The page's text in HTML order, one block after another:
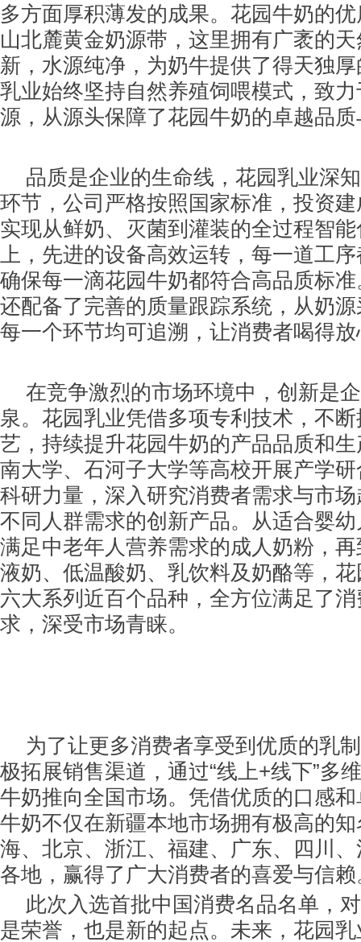
多方面厚积薄发的成果。花园牛奶的
山北麓黄金奶源带，这里拥有广袤的
新，水源纯净，为奶牛提供了得天独
乳业始终坚持自然养殖饲喂模式，致
源，从源头保障了花园牛奶的卓越品
品质是企业的生命线，花园乳业深
环节，公司严格按照国家标准，投资
实现从鲜奶、灭菌到灌装的全过程智
上，先进的设备高效运转，每一道工
确保每一滴花园牛奶都符合高品质标
还配备了完善的质量跟踪系统，从奶
每一个环节均可追溯，让消费者喝得
在竞争激烈的市场环境中，创新是
泉。花园乳业凭借多项专利技术，不
艺，持续提升花园牛奶的产品品质和
南大学、石河子大学等高校开展产学
科研力量，深入研究消费者需求与市
不同人群需求的创新产品。从适合婴
满足中老年人营养需求的成人奶粉，
液奶、低温酸奶、乳饮料及奶酪等，
六大系列近百个品种，全方位满足了
求，深受市场青睐。
为了让更多消费者享受到优质的乳
极拓展销售渠道，通过“线上+线下”多
牛奶推向全国市场。凭借优质的口感
牛奶不仅在新疆本地市场拥有极高的
海、北京、浙江、福建、广东、四川
各地，赢得了广大消费者的喜爱与信赖
此次入选首批中国消费名品名单，
是荣誉，也是新的起点。未来，花园